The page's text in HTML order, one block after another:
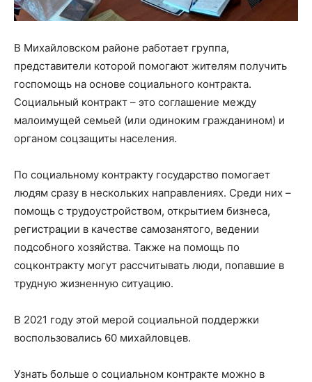
В Михайловском районе работает группа,
представители которой помогают жителям получить
госпомощь на основе социального контракта.
Социальный контракт – это соглашение между
малоимущей семьей (или одиноким гражданином) и
органом соцзащиты населения.
По социальному контракту государство помогает
людям сразу в нескольких направлениях. Среди них –
помощь с трудоустройством, открытием бизнеса,
регистрации в качестве самозанятого, ведении
подсобного хозяйства. Также на помощь по
соцконтракту могут рассчитывать люди, попавшие в
трудную жизненную ситуацию.
В 2021 году этой мерой социальной поддержки
воспользовались 60 михайловцев.
Узнать больше о социальном контракте можно в